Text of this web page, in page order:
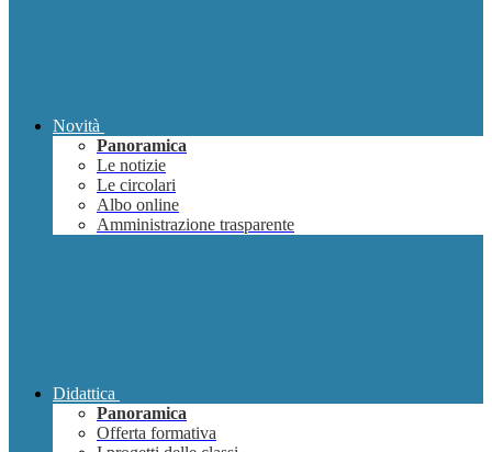
Novità
Panoramica
Le notizie
Le circolari
Albo online
Amministrazione trasparente
Didattica
Panoramica
Offerta formativa